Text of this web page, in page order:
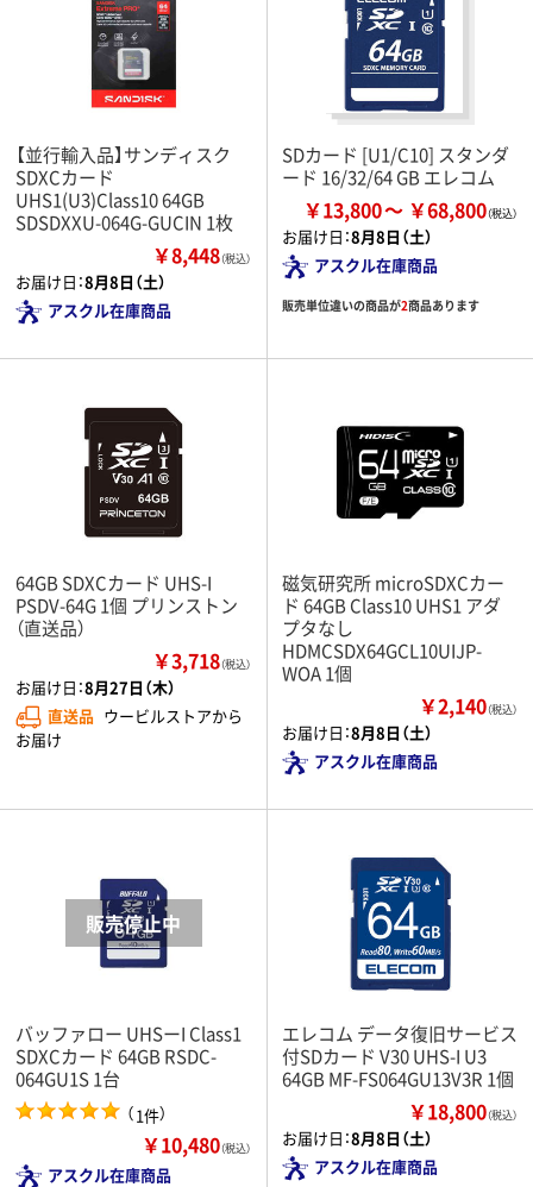
【並行輸入品】サンディスク
SDXCカード
UHS1(U3)Class10 64GB
SDSDXXU-064G-GUCIN 1枚
￥8,448（税込）
お届け日：8月8日（土）
アスクル在庫商品
SDカード [U1/C10] スタンダ
ード 16/32/64 GB エレコム
￥13,800 ￥68,800
お届け日：8月8日（土）
アスクル在庫商品
販売単位違いの商品が2商品あります
64GB SDXCカード UHS-I
PSDV-64G 1個 プリンストン
（直送品）
￥3,718（税込）
お届け日：8月27日（木）
直送品 ウービルストアから
お届け
磁気研究所 microSDXCカー
ド 64GB Class10 UHS1 アダ
プタなし
HDMCSDX64GCL10UIJP-
WOA 1個
￥2,140（税込）
お届け日：8月8日（土）
アスクル在庫商品
バッファロー UHSーI Class1
SDXCカード 64GB RSDC-
064GU1S 1台
（1件）
￥10,480（税込）
アスクル在庫商品
エレコム データ復旧サービス
付SDカード V30 UHS-I U3
64GB MF-FS064GU13V3R 1個
￥18,800（税込）
お届け日：8月8日（土）
アスクル在庫商品